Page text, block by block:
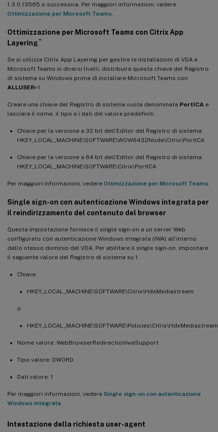
1.3.0.13565 o successiva. Per maggiori informazioni, vedere
Ottimizzazione per Microsoft Teams
Ottimizzazione per Microsoft Teams con Citrix App
Layering ™
Se si utilizza Citrix App Layering per gestire le installazioni di VDA e
Microsoft Teams in diversi livelli, distribuire questa chiave del Registro
di sistema su Windows prima di installare Microsoft Teams con
ALLUSER=1.
Creare una chiave del Registro di sistema vuota denominata PortICA e
lasciare il nome, il tipo e i dati del valore predefiniti.
Chiave per la versione a 32 bit dell’Editor del Registro di sistema:
HKEY_LOCAL_MACHINE\SOFTWARE\WOW6432Node\Citrix\PortICA
Chiave per la versione a 64 bit dell’Editor del Registro di sistema:
HKEY_LOCAL_MACHINE\SOFTWARE\Citrix\PortICA
Per maggiori informazioni, vedere Ottimizzazione per Microsoft Teams
Single sign-on con autenticazione Windows integrata per
il reindirizzamento del contenuto del browser
Questa impostazione fornisce il single sign-on a un server Web
configurato con autenticazione Windows integrata (IWA) all’interno
dello stesso dominio del VDA. Per abilitare il single sign-on, impostare
il seguente valore del Registro di sistema su 1:
Chiave:
HKEY_LOCAL_MACHINE\SOFTWARE\Citrix\HdxMediastream
o
HKEY_LOCAL_MACHINE\SOFTWARE\Policies\Citrix\HdxMediastream
Nome valore: WebBrowserRedirectionIwaSupport
Tipo valore: DWORD
Dati valore: 1
Per maggiori informazioni, vedere Single sign-on con autenticazione
Windows integrata
Intestazione della richiesta user-agent